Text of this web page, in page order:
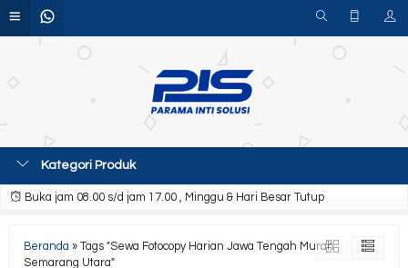
Kategori Produk
Buka jam 08.00 s/d jam 17.00 , Minggu & Hari Besar Tutup
Beranda » Tags "Sewa Fotocopy Harian Jawa Tengah Murah
Semarang Utara"